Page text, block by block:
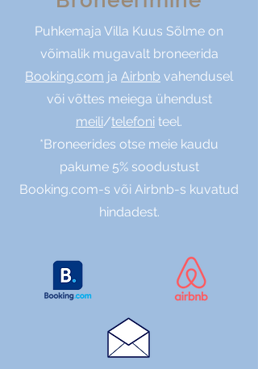
Puhkemaja Villa Kuus Sõlme on
võimalik mugavalt broneerida
Booking.com ja Airbnb vahendusel
või võttes meiega ühendust
meili/telefoni teel.
*Broneerides otse meie kaudu
pakume 5% soodustust
Booking.com-s või Airbnb-s kuvatud
hindadest.